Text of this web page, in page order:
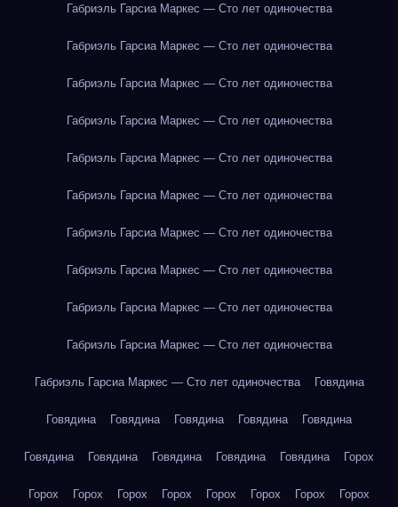
Габриэль Гарсиа Маркес — Сто лет одиночества
Габриэль Гарсиа Маркес — Сто лет одиночества
Габриэль Гарсиа Маркес — Сто лет одиночества
Габриэль Гарсиа Маркес — Сто лет одиночества
Габриэль Гарсиа Маркес — Сто лет одиночества
Габриэль Гарсиа Маркес — Сто лет одиночества
Габриэль Гарсиа Маркес — Сто лет одиночества
Габриэль Гарсиа Маркес — Сто лет одиночества
Габриэль Гарсиа Маркес — Сто лет одиночества
Габриэль Гарсиа Маркес — Сто лет одиночества
Габриэль Гарсиа Маркес — Сто лет одиночества Говядина
Говядина Говядина Говядина Говядина Говядина
Говядина Говядина Говядина Говядина Говядина Горох
Горох Горох Горох Горох Горох Горох Горох Горох